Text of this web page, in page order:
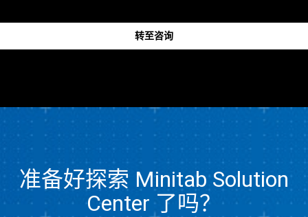
转至咨询
准备好探索 Minitab Solution
Center 了吗？